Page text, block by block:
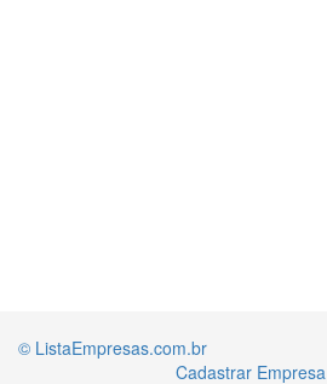
© ListaEmpresas.com.br
Cadastrar Empresa